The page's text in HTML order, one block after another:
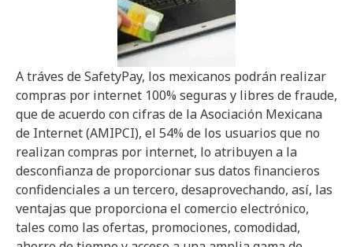
A tráves de SafetyPay, los mexicanos podrán realizar
compras por internet 100% seguras y libres de fraude,
que de acuerdo con cifras de la Asociación Mexicana
de Internet (AMIPCI), el 54% de los usuarios que no
realizan compras por internet, lo atribuyen a la
desconfianza de proporcionar sus datos financieros
confidenciales a un tercero, desaprovechando, así, las
ventajas que proporciona el comercio electrónico,
tales como las ofertas, promociones, comodidad,